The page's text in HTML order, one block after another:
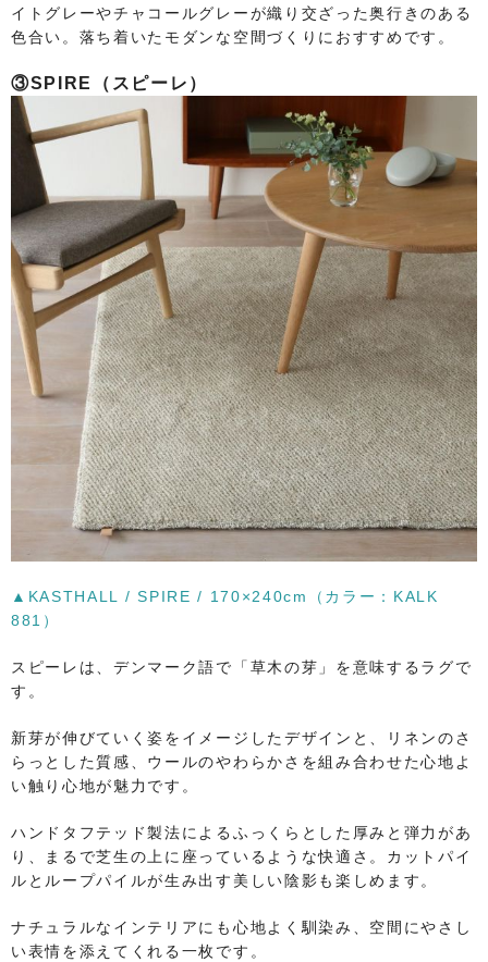
イトグレーやチャコールグレーが織り交ざった奥行きのある
色合い。落ち着いたモダンな空間づくりにおすすめです。
③SPIRE（スピーレ）
▲KASTHALL / SPIRE / 170×240cm（カラー：KALK
881）
スピーレは、デンマーク語で「草木の芽」を意味するラグで
す。
新芽が伸びていく姿をイメージしたデザインと、リネンのさ
らっとした質感、ウールのやわらかさを組み合わせた心地よ
い触り心地が魅力です。
ハンドタフテッド製法によるふっくらとした厚みと弾力があ
り、まるで芝生の上に座っているような快適さ。カットパイ
ルとループパイルが生み出す美しい陰影も楽しめます。
ナチュラルなインテリアにも心地よく馴染み、空間にやさし
い表情を添えてくれる一枚です。